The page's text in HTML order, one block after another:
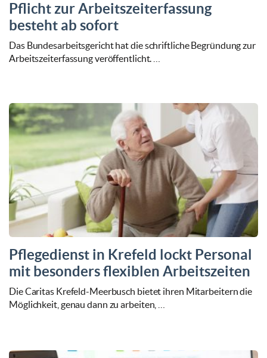
Pflicht zur Arbeitszeiterfassung
besteht ab sofort
Das Bundesarbeitsgericht hat die schriftliche Begründung zur
Arbeitszeiterfassung veröffentlicht. …
Pflegedienst in Krefeld lockt Personal
mit besonders flexiblen Arbeitszeiten
Die Caritas Krefeld-Meerbusch bietet ihren Mitarbeitern die
Möglichkeit, genau dann zu arbeiten, …